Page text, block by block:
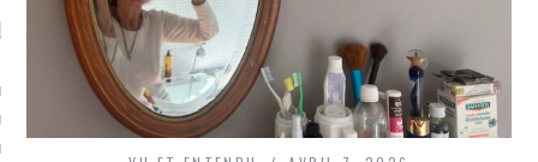
ARCACHON
je t'aime, my little bassin
comment ? "